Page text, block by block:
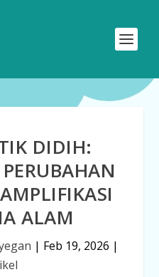
DIDIH:
ALAM
| Feb 19, 2026 |